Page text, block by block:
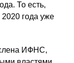
То есть,
2020 года уже
ИФНС,